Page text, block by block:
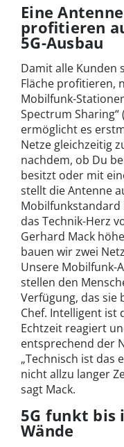
Eine
profitieren
5G-Ausbau
Damit alle Kunden
Fläche profitieren,
Mobilfunk-
Spectrum Sharing“
ermöglicht es
Netze gleichzeitig
nachdem, ob Du
besitzt oder mit
stellt die Antenne
Mobilfunkstandard
das Technik-Herz
Gerhard Mack
bauen wir zwei
Unsere Mobilfunk-
stellen den
Verfügung, das sie
Chef. Intelligent ist
Echtzeit reagiert
entsprechend der
„Technisch ist das
nicht allzu langer
sagt Mack.
5G funkt bis
Wände